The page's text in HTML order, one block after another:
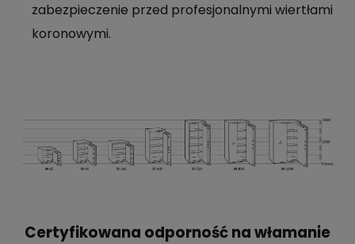
zabezpieczenie przed profesjonalnymi wiertłami
koronowymi.
Certyfikowana odporność na włamanie